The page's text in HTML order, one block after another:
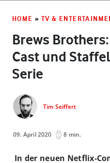
HOME » TV &
Brews
Cast und
Serie
Tim Seiffert
09. April 2020 8 min.
In der neuen Netflix-